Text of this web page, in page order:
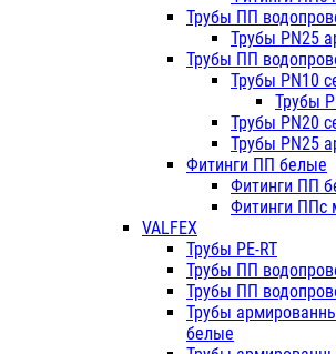
Трубы ПП
Трубы PN25
Трубы ПП
Трубы PN10
Трубы
Трубы PN20
Трубы PN25
Фитинги ПП белые
Фитинги ПП
Фитинги ППс
VALFEX
Трубы PE-RT
Трубы ПП
Трубы ПП
Трубы
белые